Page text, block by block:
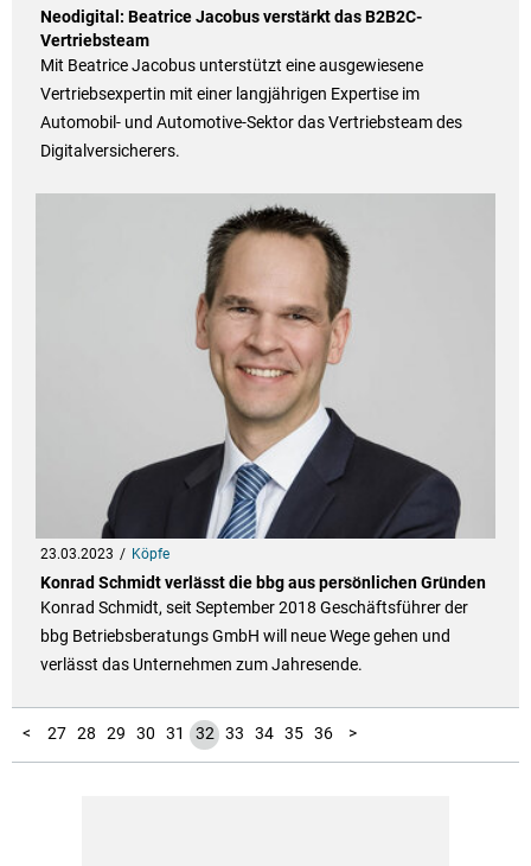
Neodigital: Beatrice Jacobus verstärkt das B2B2C-
Vertriebsteam
Mit Beatrice Jacobus unterstützt eine ausgewiesene
Vertriebsexpertin mit einer langjährigen Expertise im
Automobil- und Automotive-Sektor das Vertriebsteam des
Digitalversicherers.
23.03.2023 Köpfe
Konrad Schmidt verlässt die bbg aus persönlichen Gründen
Konrad Schmidt, seit September 2018 Geschäftsführer der
bbg Betriebsberatungs GmbH will neue Wege gehen und
verlässt das Unternehmen zum Jahresende.
<
1
2
3
4
5
6
7
8
9
10
11
12
13
14
15
16
17
18
19
20
21
22
23
24
25
26 27 28 29 30 31 32 33 34 35 36
37
38
39
40
41
42
43
44
45
46
47
48
49
50
51
52
53
54
55
56 >